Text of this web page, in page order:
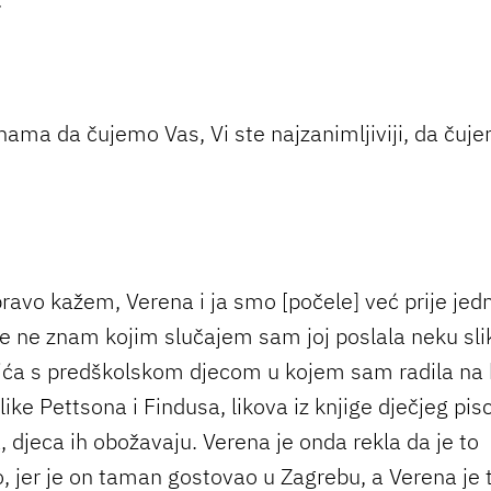
da čujemo Vas, Vi ste najzanimljiviji, da
kažem, Verena i ja smo [počele] već prije
ne znam kojim slučajem sam joj poslala neku
s predškolskom djecom u kojem sam radila na
Pettsona i Findusa, likova iz knjige dječjeg
djeca ih obožavaju. Verena je onda rekla da je to
jer je on taman gostovao u Zagrebu, a Verena je